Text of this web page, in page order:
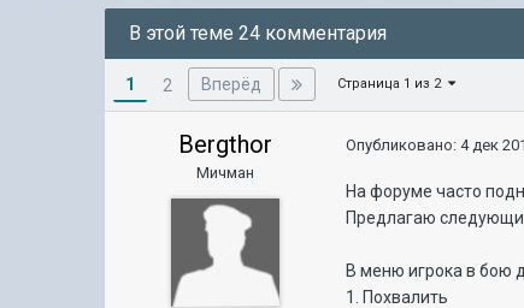
В этой теме 24 комментария
1 2 Вперёд Страница 1 из 2
Bergthor
Мичман
Опубликовано:4 дек
На форуме часто
Предлагаю
В меню игрока в бою
1. Похвалить